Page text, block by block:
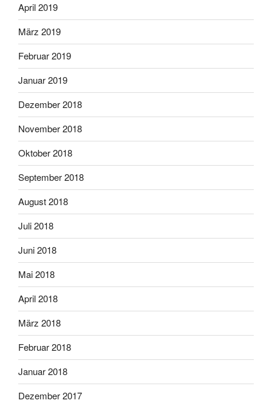
April 2019
März 2019
Februar 2019
Januar 2019
Dezember 2018
November 2018
Oktober 2018
September 2018
August 2018
Juli 2018
Juni 2018
Mai 2018
April 2018
März 2018
Februar 2018
Januar 2018
Dezember 2017